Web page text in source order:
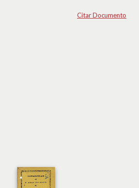
Citar Documento